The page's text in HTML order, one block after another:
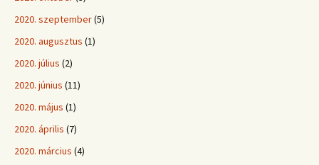
2020. szeptember(5)
2020. augusztus (1)
2020. július (2)
2020. június (11)
2020. május (1)
2020. április (7)
2020. március (4)